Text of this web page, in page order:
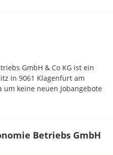
GmbH & Co KG ist ein
in 9061 Klagenfurt am
um keine neuen Jobangebote
Betriebs GmbH